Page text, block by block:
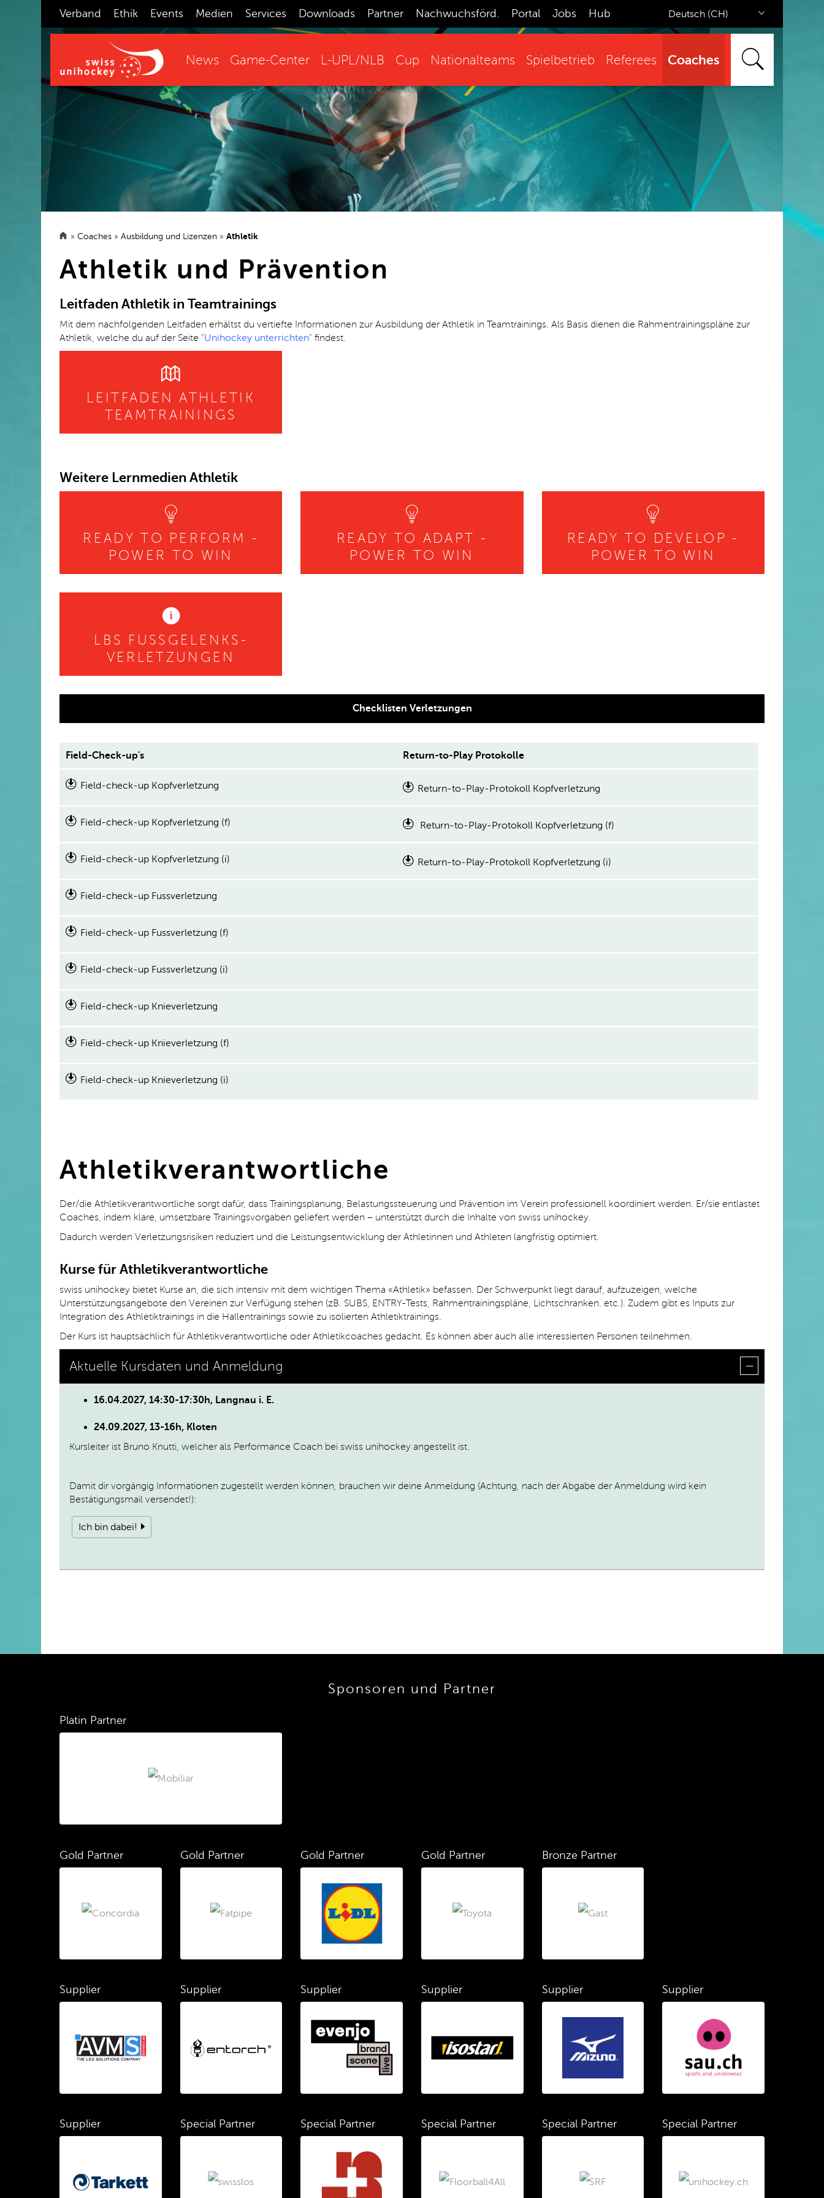
Verband Ethik Events Medien Services Downloads Partner Nachwuchsförd. Portal Jobs Hub Deutsch (CH)
News Game-Center L-UPL/NLB Cup Nationalteams Spielbetrieb Referees Coaches
» Coaches » Ausbildung und Lizenzen » Athletik
Athletik und Prävention
Leitfaden Athletik in Teamtrainings
Mit dem nachfolgenden Leitfaden erhältst du vertiefte Informationen zur Ausbildung der Athletik in Teamtrainings. Als Basis dienen die Rahmentrainingspläne zur
Athletik, welche du auf der Seite "Unihockey unterrichten" findest.
LEITFADEN ATHLETIK
TEAMTRAININGS
Weitere Lernmedien Athletik
READY TO PERFORM -
POWER TO WIN
READY TO ADAPT -
POWER TO WIN
READY TO DEVELOP -
POWER TO WIN
LBS FUSSGELENKS-
VERLETZUNGEN
Checklisten Verletzungen
Field-Check-up's Return-to-Play Protokolle
Field-check-up Kopfverletzung Return-to-Play-Protokoll Kopfverletzung
Field-check-up Kopfverletzung (f) Return-to-Play-Protokoll Kopfverletzung (f)
Field-check-up Kopfverletzung (i) Return-to-Play-Protokoll Kopfverletzung (i)
Field-check-up Fussverletzung
Field-check-up Fussverletzung (f)
Field-check-up Fussverletzung (i)
Field-check-up Knieverletzung
Field-check-up Knieverletzung (f)
Field-check-up Knieverletzung (i)
Athletikverantwortliche
Der/die Athletikverantwortliche sorgt dafür, dass Trainingsplanung, Belastungssteuerung und Prävention im Verein professionell koordiniert werden. Er/sie entlastet
Coaches, indem klare, umsetzbare Trainingsvorgaben geliefert werden – unterstützt durch die Inhalte von swiss unihockey.
Dadurch werden Verletzungsrisiken reduziert und die Leistungsentwicklung der Athletinnen und Athleten langfristig optimiert.
Kurse für Athletikverantwortliche
swiss unihockey bietet Kurse an, die sich intensiv mit dem wichtigen Thema «Athletik» befassen. Der Schwerpunkt liegt darauf, aufzuzeigen, welche
Unterstützungsangebote den Vereinen zur Verfügung stehen (zB. SUBS, ENTRY-Tests, Rahmentrainingspläne, Lichtschranken. etc.). Zudem gibt es Inputs zur
Integration des Athletiktrainings in die Hallentrainings sowie zu isolierten Athletiktrainings.
Der Kurs ist hauptsächlich für Athletikverantwortliche oder Athletikcoaches gedacht. Es können aber auch alle interessierten Personen teilnehmen.
Aktuelle Kursdaten und Anmeldung
16.04.2027, 14:30-17:30h, Langnau i. E.
24.09.2027, 13-16h, Kloten
Kursleiter ist Bruno Knutti, welcher als Performance Coach bei swiss unihockey angestellt ist.
Damit dir vorgängig Informationen zugestellt werden können, brauchen wir deine Anmeldung (Achtung, nach der Abgabe der Anmeldung wird kein
Bestätigungsmail versendet!):
Ich bin dabei!
Sponsoren und Partner
Platin Partner
Gold Partner Gold Partner Gold Partner Gold Partner Bronze Partner
Supplier Supplier Supplier Supplier Supplier Supplier
Supplier Special Partner Special Partner Special Partner Special Partner Special Partner